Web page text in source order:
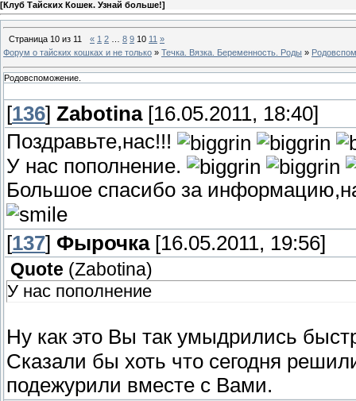
[Клуб Тайских Кошек. Узнай больше!]
Страница 10 из 11 « 1 2 8 9 10 11 »
Форум о тайских кошках и не только » Течка. Вязка. Беременность. Роды »
Родовспоможение.
[136] Zabotina[16.05.2011, 18:40]
Поздравьте,нас!!!
У нас пополнение.
Большое спасибо за
[137] Фырочка[16.05.2011, 19:56]
Quote (Zabotina)
У нас пополнение
Ну как это Вы так умыдрились
Сказали бы хоть что сегодня
подежурили вместе с Вами.